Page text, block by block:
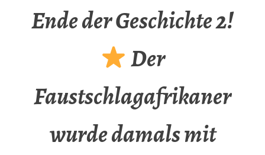
Ende der Geschichte 2!
Der
Faustschlagafrikaner
wurde damals mit